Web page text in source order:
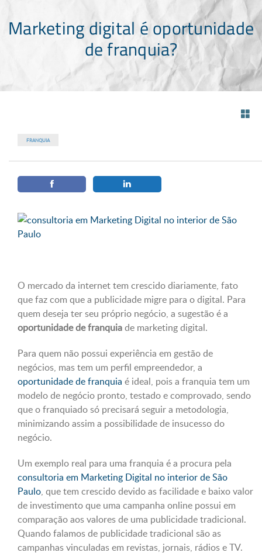
Marketing digital é oportunidade
de franquia?
FRANQUIA
O mercado da internet tem crescido diariamente, fato
que faz com que a publicidade migre para o digital. Para
quem deseja ter seu próprio negócio, a sugestão é a
oportunidade de franquiade marketing digital.
Para quem não possui experiência em gestão de
negócios, mas tem um perfil empreendedor, a
oportunidade de franquia é ideal, pois a franquia tem um
modelo de negócio pronto, testado e comprovado, sendo
que o franquiado só precisará seguir a metodologia,
minimizando assim a possibilidade de insucesso do
negócio.
Um exemplo real para uma franquia é a procura pela
consultoria em Marketing Digital no interior de São
Paulo, que tem crescido devido as facilidade e baixo valor
de investimento que uma campanha online possui em
comparação aos valores de uma publicidade tradicional.
Quando falamos de publicidade tradicional são as
campanhas vinculadas em revistas, jornais, rádios e TV.